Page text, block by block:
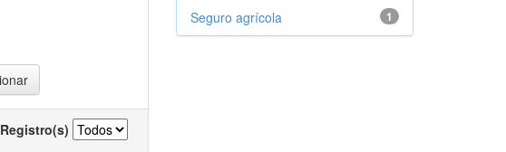
Registro(s)
1
Seguro agrícola